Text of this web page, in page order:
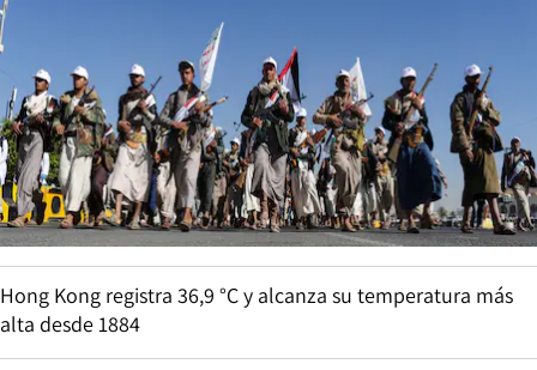
Hong Kong registra 36,9 °C y alcanza su temperatura más
alta desde 1884